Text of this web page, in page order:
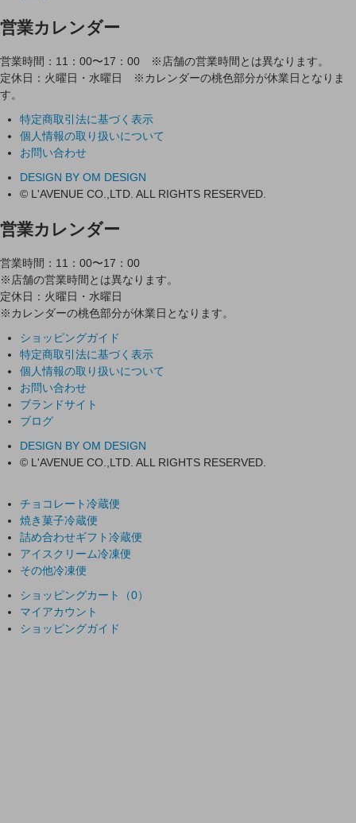
営業カレンダー
営業時間：11：00〜17：00 ※店舗の営業時間とは異なります。
定休日：火曜日・水曜日 ※カレンダーの桃色部分が休業日となりま
す。
特定商取引法に基づく表示
個人情報の取り扱いについて
お問い合わせ
DESIGN BY OM DESIGN
© L'AVENUE CO.,LTD. ALL RIGHTS RESERVED.
営業カレンダー
営業時間：11：00〜17：00
※店舗の営業時間とは異なります。
定休日：火曜日・水曜日
※カレンダーの桃色部分が休業日となります。
ショッピングガイド
特定商取引法に基づく表示
個人情報の取り扱いについて
お問い合わせ
ブランドサイト
ブログ
DESIGN BY OM DESIGN
© L'AVENUE CO.,LTD. ALL RIGHTS RESERVED.
チョコレート冷蔵便
焼き菓子冷蔵便
詰め合わせギフト冷蔵便
アイスクリーム冷凍便
その他冷凍便
ショッピングカート（0）
マイアカウント
ショッピングガイド